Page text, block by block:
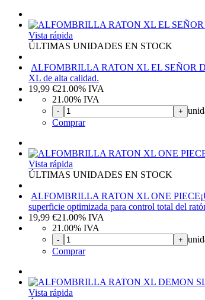
Vista rápida
ÚLTIMAS UNIDADES EN STOCK
ALFOMBRILLA RATON XL EL SEÑOR
XL de alta calidad.
19,99 €21.00% IVA
21.00% IVA
- +
Comprar
Vista rápida
ÚLTIMAS UNIDADES EN STOCK
ALFOMBRILLA RATON XL ONE PIECE
superficie optimizada para control total del
19,99 €21.00% IVA
21.00% IVA
- +
Comprar
Vista rápida